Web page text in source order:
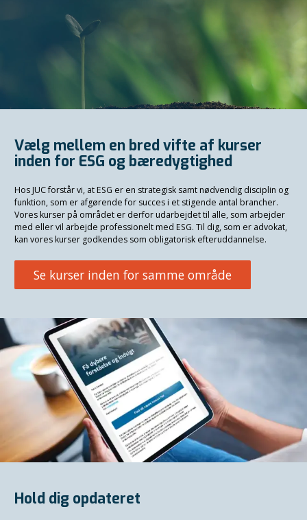
Vælg mellem en bred vifte af kurser
inden for ESG og bæredygtighed
Hos JUC forstår vi, at ESG er en strategisk samt nødvendig disciplin og
funktion, som er afgørende for succes i et stigende antal brancher.
Vores kurser på området er derfor udarbejdet til alle, som arbejder
med eller vil arbejde professionelt med ESG. Til dig, som er advokat,
kan vores kurser godkendes som obligatorisk efteruddannelse.
Se kurser inden for samme område
Hold dig opdateret